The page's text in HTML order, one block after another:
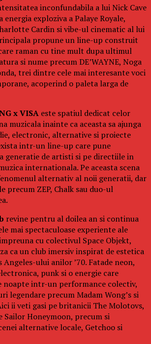
inconfundabila a lui Nick Cave
energia exploziva a Palaye Royale,
Cardin si vibe-ul cinematic al lui
propune un line-up construit
raman cu tine mult dupa ultimul
si nume precum DE’WAYNE, Noga
trei dintre cele mai interesante voci
acoperind o paleta larga de
x VISA este spatiul dedicat celor
muzicala inainte ca aceasta sa ajunga
electronic, alternative si proiecte
intr-un line-up care pune
generatie de artisti si pe directiile in
internationala. Pe aceasta scena
alternativ al noii generatii, dar
precum ZEP, Chalk sau duo-ul
revine pentru al doilea an si continua
mai spectaculoase experiente ale
cu colectivul Space Objekt,
ca un club imersiv inspirat de estetica
ului anilor ’70. Fatade neon,
punk si o energie care
noapte intr-un performance colectiv,
legendare precum Madam Wong’s si
ii veti gasi pe britanicii The Molotovs,
Sailor Honeymoon, precum si
alternative locale, Getchoo si